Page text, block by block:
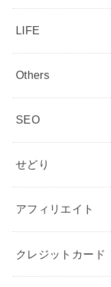
LIFE
Others
SEO
せどり
アフィリエイト
クレジットカード